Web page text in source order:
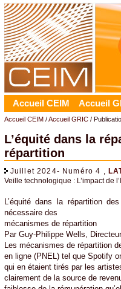
Accueil CEIM Accueil
Accueil CEIM/Accueil GRIC/
L’équité dans la
répartition
Juillet 2024- Numéro 4 ,
Veille technologique : L’impact de
L’équité dans la répartition
nécessaire des
mécanismes de répartition
Par Guy-Philippe Wells,
Les mécanismes de répartition
en ligne (PNEL) tel que Spotify
qui en étaient tirés par les
clairement de la source de